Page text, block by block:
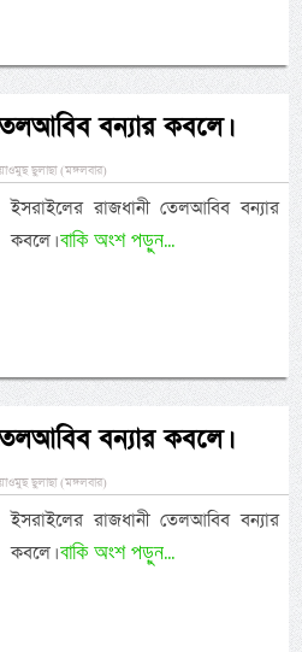
বন্যার কবলে।
ছুলাছা (মঙ্গলবার)
ইসরাইলের রাজধানী তেলআবিব বন্যার
কবলে।বাকি অংশ পড়ুন...
বন্যার কবলে।
ছুলাছা (মঙ্গলবার)
ইসরাইলের রাজধানী তেলআবিব বন্যার
কবলে।বাকি অংশ পড়ুন...